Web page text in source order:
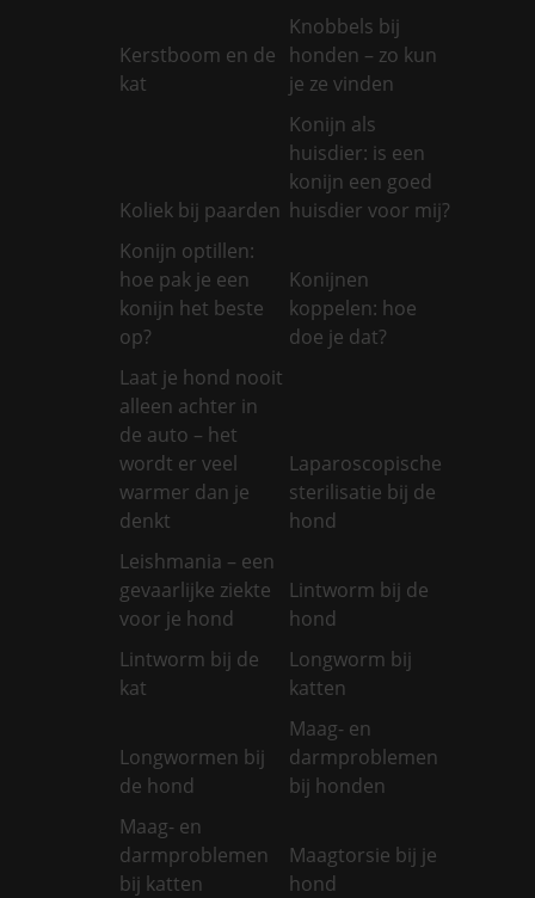
Kerstboom en de
kat
Knobbels bij
honden – zo kun
je ze vinden
Koliek bij paarden
Konijn als
huisdier: is een
konijn een goed
huisdier voor mij?
Konijn optillen:
hoe pak je een
konijn het beste
op?
Konijnen
koppelen: hoe
doe je dat?
Laat je hond nooit
alleen achter in
de auto – het
wordt er veel
warmer dan je
denkt
Laparoscopische
sterilisatie bij de
hond
Leishmania – een
gevaarlijke ziekte
voor je hond
Lintworm bij de
hond
Lintworm bij de
kat
Longworm bij
katten
Longwormen bij
de hond
Maag- en
darmproblemen
bij honden
Maag- en
darmproblemen
bij katten
Maagtorsie bij je
hond